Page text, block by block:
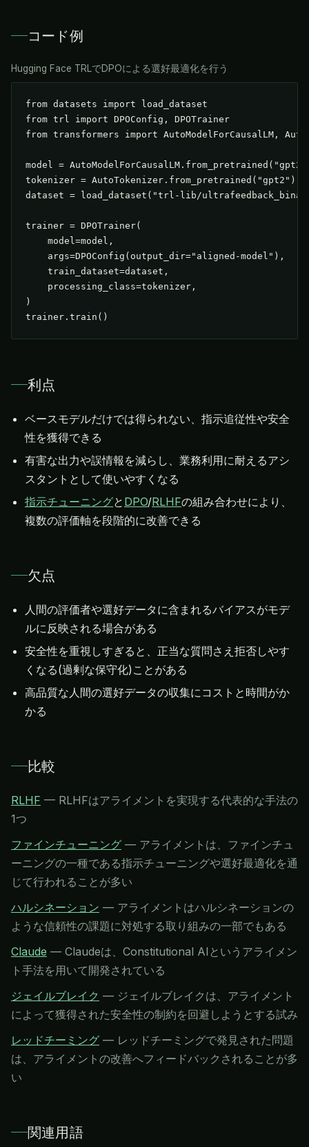
コード例
Hugging Face TRLでDPOによる選好最適化を行う
from datasets import load_dataset
from trl import DPOConfig, DPOTrainer
from transformers import AutoModelForCausalLM,
model =
tokenizer = AutoTokenizer.from_pretrained("gpt2")
dataset = load_dataset("trl-lib/
trainer = DPOTrainer(
    model=model,
    args=DPOConfig(output_dir="aligned-model"),
    train_dataset=dataset,
    processing_class=tokenizer,
)
trainer.train()
利点
ベースモデルだけでは得られない、指示追従性や安全
性を獲得できる
有害な出力や誤情報を減らし、業務利用に耐えるアシ
スタントとして使いやすくなる
指示チューニングと DPO/RLHFの組み合わせにより、
複数の評価軸を段階的に改善できる
欠点
人間の評価者や選好データに含まれるバイアスがモデ
ルに反映される場合がある
安全性を重視しすぎると、正当な質問さえ拒否しやす
くなる(過剰な保守化)ことがある
高品質な人間の選好データの収集にコストと時間がか
かる
比較
RLHF — RLHFはアライメントを実現する代表的な手法の
1つ
ファインチューニング — アライメントは、ファインチュ
ーニングの一種である指示チューニングや選好最適化を通
じて行われることが多い
ハルシネーション — アライメントはハルシネーションの
ような信頼性の課題に対処する取り組みの一部でもある
Claude — Claudeは、Constitutional AIというアライメン
ト手法を用いて開発されている
ジェイルブレイク — ジェイルブレイクは、アライメント
によって獲得された安全性の制約を回避しようとする試み
レッドチーミング — レッドチーミングで発見された問題
は、アライメントの改善へフィードバックされることが多
い
関連用語